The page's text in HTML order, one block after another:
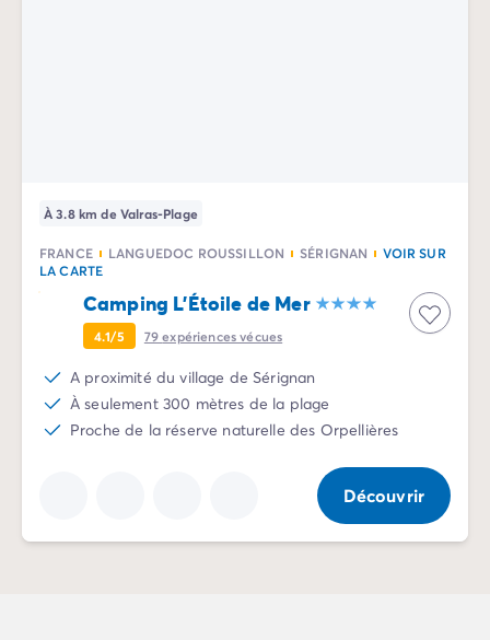
À 3.8 km de Valras-Plage
FRANCE LANGUEDOC ROUSSILLON SÉRIGNAN
VOIR SUR
LA CARTE
Camping L'Étoile de Mer
4.1/5 79expériences vécues
A proximité du village de Sérignan
À seulement 300 mètres de la plage
Proche de la réserve naturelle des Orpellières
Découvrir